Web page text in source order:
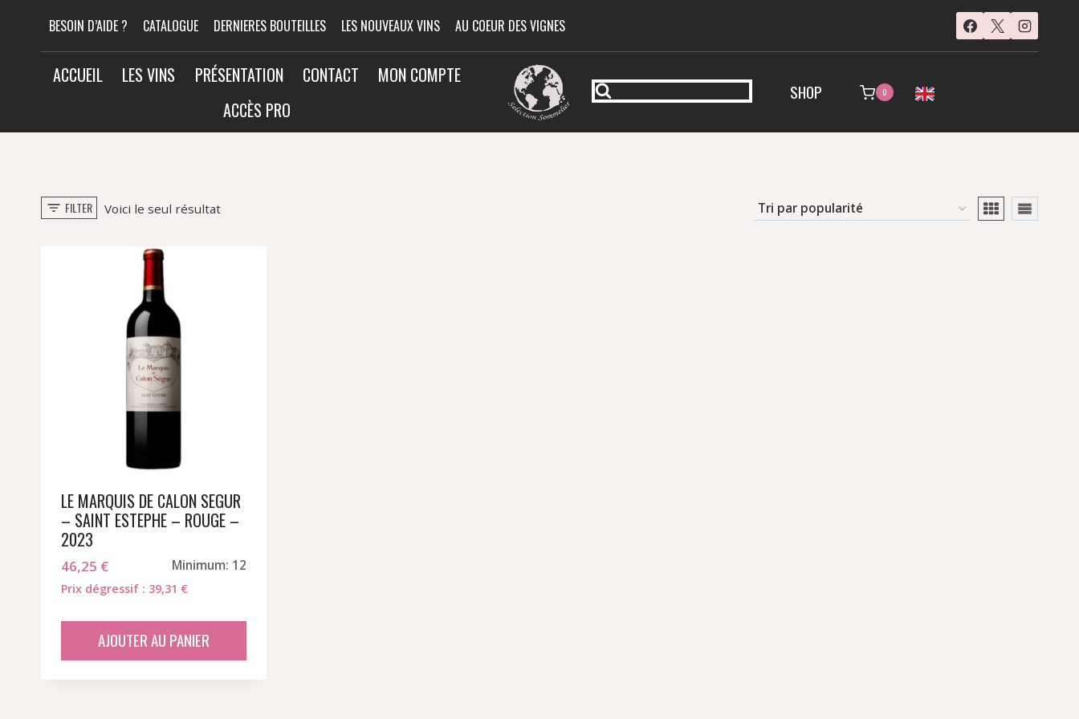
contenu
BESOIN D’AIDE ? CATALOGUE DERNIERES BOUTEILLES LES NOUVEAUX VINS AU COEUR DES VIGNES
ACCUEIL LES VINS PRÉSENTATION CONTACT
MON COMPTE
ACCÈS PRO
SHOP 0
FILTER Voici le seul résultat
LE MARQUIS DE CALON SEGUR
– SAINT ESTEPHE – ROUGE –
2023
46,25 € Minimum: 12
Prix dégressif : 39,31 €
AJOUTER AU PANIER